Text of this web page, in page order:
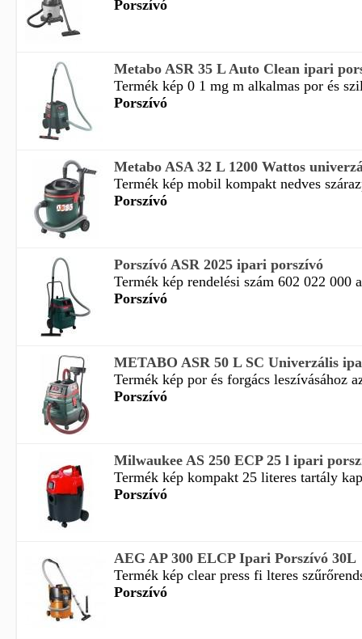
Porszívó
Metabo ASR 35 L Auto Clean ipari
Termék kép 0 1 mg m alkalmas por és
Porszívó
Metabo ASA 32 L 1200 Wattos
Termék kép mobil kompakt nedves
Porszívó
Porszívó ASR 2025 ipari porszívó
Termék kép rendelési szám 602 022 000
Porszívó
METABO ASR 50 L SC Univerzális
Termék kép por és forgács leszívásához
Porszívó
Milwaukee AS 250 ECP 25 l ipari
Termék kép kompakt 25 literes tartály
Porszívó
AEG AP 300 ELCP Ipari Porszívó 30L
Termék kép clear press fi lteres
Porszívó